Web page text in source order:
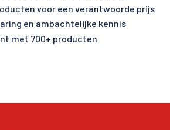
voor een verantwoorde prijs
en ambachtelijke kennis
met 700+ producten